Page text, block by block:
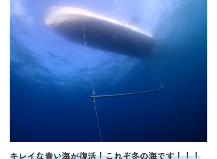
キレイな青い海が復活！これぞ冬の海です！！！